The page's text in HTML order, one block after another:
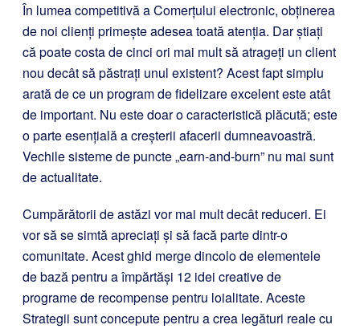
În lumea competitivă a Comerțului electronic, obținerea
de noi clienți primește adesea toată atenția. Dar știați
că poate costa de cinci ori mai mult să atrageți un client
nou decât să păstrați unul existent? Acest fapt simplu
arată de ce un program de fidelizare excelent este atât
de important. Nu este doar o caracteristică plăcută; este
o parte esențială a creșterii afacerii dumneavoastră.
Vechile sisteme de puncte „earn-and-burn” nu mai sunt
de actualitate.
Cumpărătorii de astăzi vor mai mult decât reduceri. Ei
vor să se simtă apreciați și să facă parte dintr-o
comunitate. Acest ghid merge dincolo de elementele
de bază pentru a împărtăși 12 idei creative de
programe de recompense pentru loialitate. Aceste
Strategii sunt concepute pentru a crea legături reale cu